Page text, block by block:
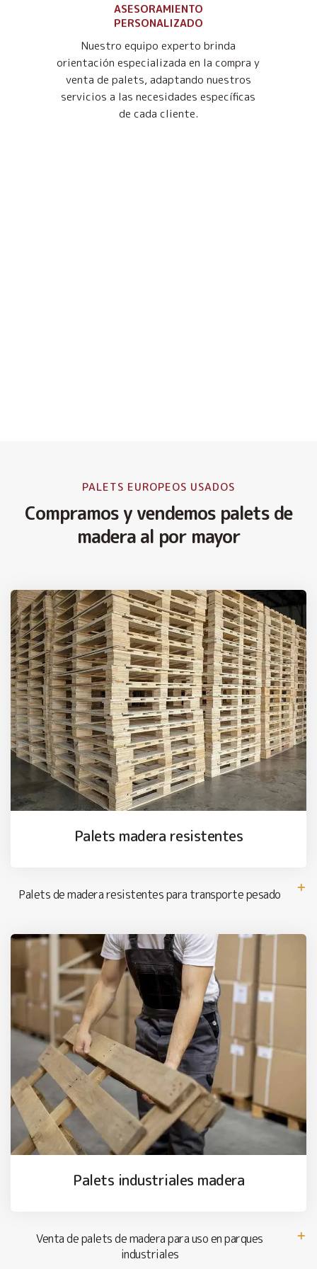
ASESORAMIENTO
PERSONALIZADO
Nuestro equipo experto brinda
orientación especializada en la compra y
venta de palets, adaptando nuestros
servicios a las necesidades específicas
de cada cliente.
PALETS EUROPEOS USADOS
Compramos y vendemos palets de
madera al por mayor
Palets madera resistentes
Palets de madera resistentes para transporte pesado
Palets industriales madera
Venta de palets de madera para uso en parques
industriales